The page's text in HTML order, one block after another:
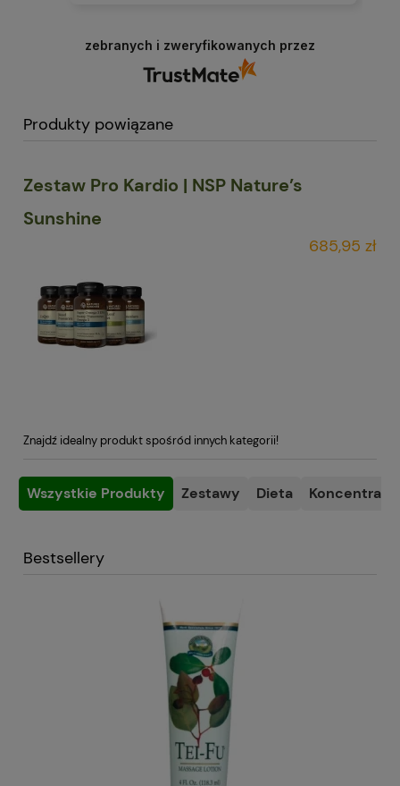
zebranych i zweryfikowanych przez
Produkty powiązane
Zestaw Pro Kardio | NSP Nature’s
Sunshine
685,95 zł
Znajdź idealny produkt spośród innych kategorii!
Wszystkie Produkty Zestawy Dieta
Bestsellery